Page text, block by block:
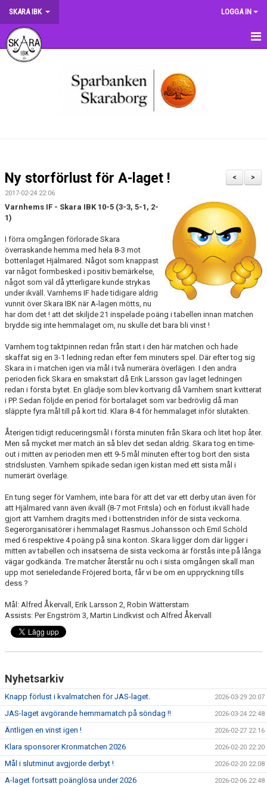
SKARA IBK LOGGA IN
HEM
KRONMATCHEN
SERIETABELLER
MATCHVÄRDSKAP
TRÄNINGSSCHEMA
KALENDER
LÄNKAR
VÅRA LAG
WEBSHOP
MEDLEMSAVGIFTER
>
<
Ny storförlust för A-laget !
2017-02-24 22:06
Varnhems IF - Skara IBK 10-5 (3-3, 5-1, 2-
1)
I förra omgången förlorade Skara
överraskande hemma med hela 8-3 mot
bottenlaget Hjälmared. Något som knappast
var något formbesked i positiv bemärkelse,
något som väl då ytterligare kunde strykas
under ikväll. Varnhems IF hade tidigare aldrig
vunnit över Skara IBK när A-lagen mötts, nu
har dom det ! att det skiljde 21 inspelade poäng i tabellen innan matchen
brydde sig inte hemmalaget om, nu skulle det bara bli vinst !
Varnhem tog taktpinnen redan från start i den här matchen och hade
skaffat sig en 3-1 ledning redan efter fem minuters spel. Där efter tog sig
Skara in i matchen igen via mål i två numerära överlägen. I den andra
perioden fick Skara en smakstart då Erik Larsson gav laget ledningen
redan i första bytet. En glädje som blev kortvarig då Varnhem snart kvitterat
i PP. Sedan följde en period för bortalaget som var bedrövlig då man
släppte fyra mål till på kort tid. Klara 8-4 för hemmalaget inför slutakten.
Återigen tidigt reduceringsmål i första minuten från Skara och litet hop åter.
Men så mycket mer match än så blev det sedan aldrig. Skara tog en time-
out i mitten av perioden men ett 9-5 mål minuten efter tog bort den sista
stridslusten. Varnhem spikade sedan igen kistan med ett sista mål i
numerärt överläge.
En tung seger för Varnhem, inte bara för att det var ett derby utan även för
att Hjälmared vann även ikväll (8-7 mot Fritsla) och en förlust ikväll hade
gjort att Varnhem dragits med i bottenstriden inför de sista veckorna.
Segerorganisatörer i hemmalaget Rasmus Johansson och Emil Schöld
med 6 respektive 4 poäng på sina konton. Skara ligger dom där ligger i
mitten av tabellen och insatserna de sista veckorna är förstås inte på långa
vägar godkända. Tre matcher återstår nu och i sista omgången skall man
upp mot serieledande Fröjered borta, får vi be om en uppryckning tills
dess ?
Mål: Alfred Åkervall, Erik Larsson 2, Robin Wätterstam
Assists: Per Engström 3, Martin Lindkvist och Alfred Åkervall
Nyhetsarkiv
Knapp förlust i kvalmatchen för JAS-laget. 2026-03-29 20:07
JAS-laget avgörande hemmamatch på söndag !! 2026-03-24 22:48
Äntligen en vinst igen ! 2026-02-27 22:16
Klara sponsorer Kronmatchen 2026 2026-02-20 22:20
Mål i slutminut avgjorde derbyt ! 2026-02-20 22:08
A-laget fortsatt poänglösa under 2026 2026-02-06 22:48